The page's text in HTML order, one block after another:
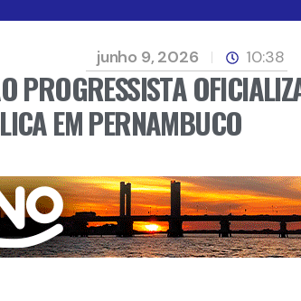
junho 9, 2026 10:38
PROGRESSISTA
EM PERNAMBUCO